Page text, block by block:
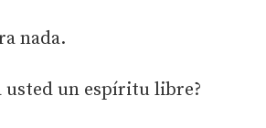
nada.
usted un espíritu libre?